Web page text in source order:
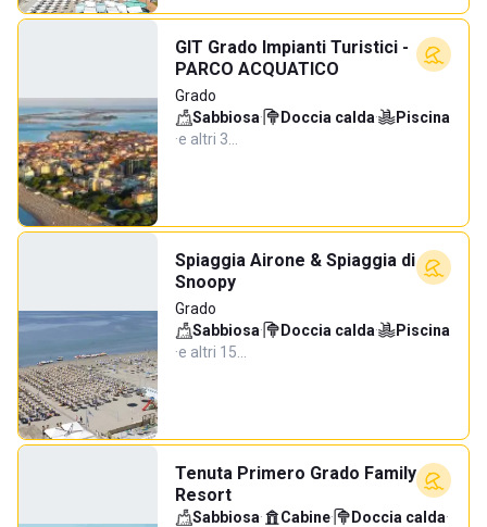
GIT Grado Impianti Turistici -
PARCO ACQUATICO
Grado
Sabbiosa· Doccia calda·
Piscina
·e altri 3…
Spiaggia Airone & Spiaggia di
Snoopy
Grado
Sabbiosa· Doccia calda·
Piscina
·e altri 15…
Tenuta Primero Grado Family
Resort
Sabbiosa· Cabine· Doccia calda·